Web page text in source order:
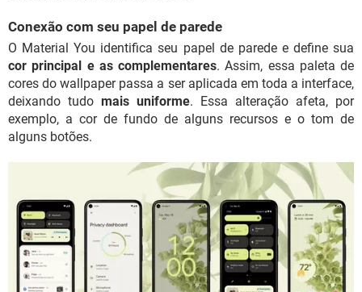
Conexão com seu papel de parede
O Material You identifica seu papel de parede e define sua
cor principal e as complementares. Assim, essa paleta de
cores do wallpaper passa a ser aplicada em toda a interface,
deixando tudo mais uniforme. Essa alteração afeta, por
exemplo, a cor de fundo de alguns recursos e o tom de
alguns botões.